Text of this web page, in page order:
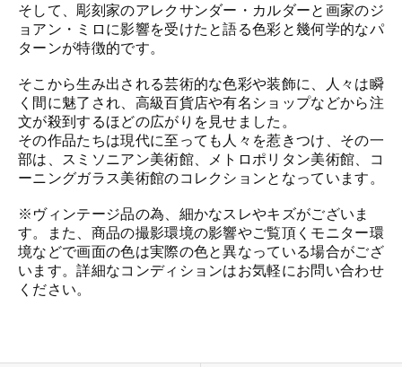
そして、彫刻家のアレクサンダー・カルダーと画家のジ
ョアン・ミロに影響を受けたと語る色彩と幾何学的なパ
ターンが特徴的です。
そこから生み出される芸術的な色彩や装飾に、人々は瞬
く間に魅了され、高級百貨店や有名ショップなどから注
文が殺到するほどの広がりを見せました。
その作品たちは現代に至っても人々を惹きつけ、その一
部は、スミソニアン美術館、メトロポリタン美術館、コ
ーニングガラス美術館のコレクションとなっています。
※ヴィンテージ品の為、細かなスレやキズがございま
す。また、商品の撮影環境の影響やご覧頂くモニター環
境などで画面の色は実際の色と異なっている場合がござ
います。詳細なコンディションはお気軽にお問い合わせ
ください。